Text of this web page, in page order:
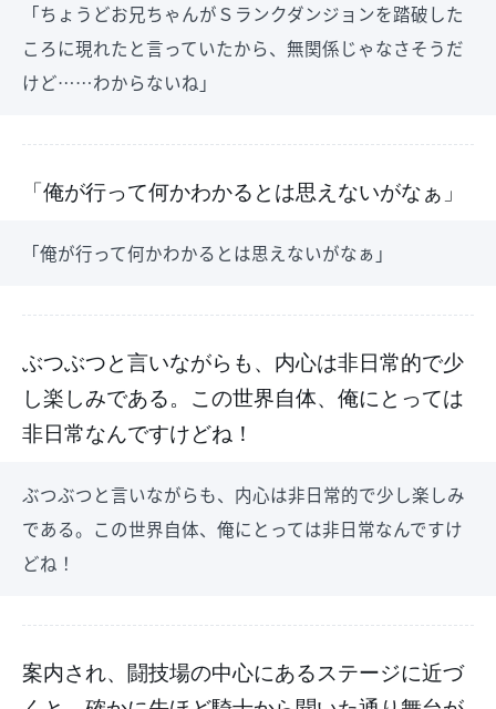
「ちょうどお兄ちゃんがＳランクダンジョンを踏破した
ころに現れたと言っていたから、無関係じゃなさそうだ
けど……わからないね」
「俺が行って何かわかるとは思えないがなぁ」
「俺が行って何かわかるとは思えないがなぁ」
ぶつぶつと言いながらも、内心は非日常的で少
し楽しみである。この世界自体、俺にとっては
非日常なんですけどね！
ぶつぶつと言いながらも、内心は非日常的で少し楽しみ
である。この世界自体、俺にとっては非日常なんですけ
どね！
案内され、闘技場の中心にあるステージに近づ